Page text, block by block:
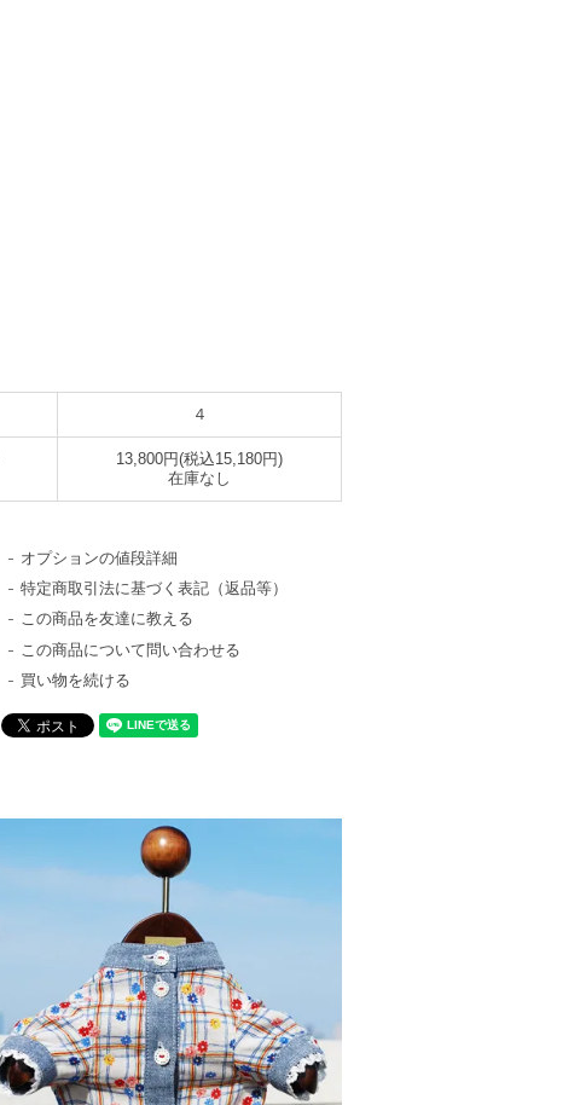
４
13,800円(税込15,180円)
在庫なし
オプションの値段詳細
特定商取引法に基づく表記（返品等）
この商品を友達に教える
この商品について問い合わせる
買い物を続ける